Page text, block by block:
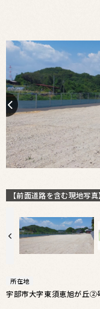
【前面道路を含む現地写真
所在地
宇部市大字東須恵旭が丘②